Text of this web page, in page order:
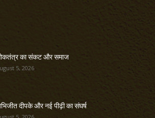
का संकट और समाज
5, 2026
दीपके और नई पीढ़ी का संघर्ष